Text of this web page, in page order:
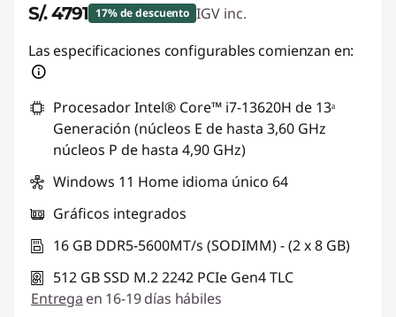
S/. 4791 17% de descuento IGV inc.
Ahorros instantáneos :-S/. 1039
Las especificaciones configurables comienzan en:
Procesador Intel® Core™ i7-13620H de 13ᵃ
Generación (núcleos E de hasta 3,60 GHz
núcleos P de hasta 4,90 GHz)
Windows 11 Home idioma único 64
Gráficos integrados
16 GB DDR5-5600MT/s (SODIMM) - (2 x 8 GB)
512 GB SSD M.2 2242 PCIe Gen4 TLC
Entrega en 16-19 días hábiles